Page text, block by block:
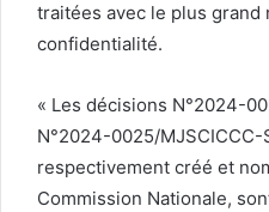
traitées avec le plus grand
confidentialité.
« Les décisions N°2024-
N°2024-0025/MJSCICCC-
respectivement créé et
Commission Nationale,